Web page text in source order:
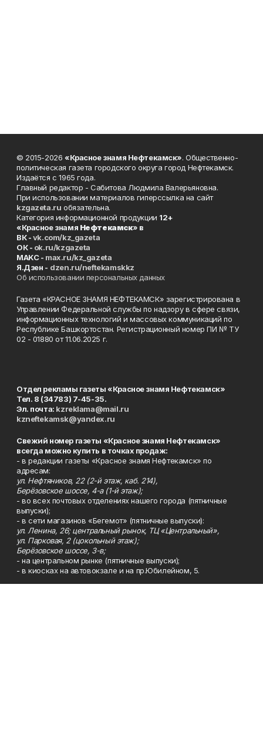
© 2015-2026 «Красное знамя Нефтекамск». Общественно-
политическая газета городского округа город Нефтекамск.
Издаётся с 1965 года.
Главный редактор - Сабитова Людмила Валерьяновна.
При использовании материалов гиперссылка на сайт
kzgazeta.ru обязательна.
Категория информационной продукции 12+
«Красное знамя Нефтекамск» в
ВК -vk.com/kz_gazeta
ОК - ok.ru/kzgazeta
MAKC - max.ru/kz_gazeta
Я.Дзен - dzen.ru/neftekamskkz
Об использовании персональных данных
Газета «КРАСНОЕ ЗНАМЯ НЕФТЕКАМСК» зарегистрирована в
Управлении Федеральной службы по надзору в сфере связи,
информационных технологий и массовых коммуникаций по
Республике Башкортостан. Регистрационный номер ПИ № ТУ
02 - 01880 от 11.06.2025 г.
Отдел рекламы газеты «Красное знамя Нефтекамск»
Тел. 8 (34783) 7-45-35.
Эл. почта: kzreklama@mail.ru
kzneftekamsk@yandex.ru
Свежий номер газеты «Красное знамя Нефтекамск»
всегда можно купить в точках продаж:
- в редакции газеты «Красное знамя Нефтекамск» по
адресам:
ул. Нефтяников, 22 (2-й этаж, каб. 214),
Берёзовское шоссе, 4-а (1-й этаж);
- во всех почтовых отделениях нашего города (пятничные
выпуски);
- в сети магазинов «Бегемот» (пятничные выпуски):
ул. Ленина, 26; центральный рынок, ТЦ «Центральный»,
ул. Парковая, 2 (цокольный этаж);
Берёзовское шоссе, 3-в;
- на центральном рынке (пятничные выпуски);
- в киосках на автовокзале и на пр.Юбилейном, 5.